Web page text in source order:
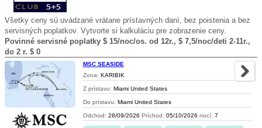
Všetky ceny sú uvádzané vrátane prístavných daní, bez poistenia a bez
servisných poplatkov. Vytvorte si kalkuláciu pre zobrazenie ceny.
Povinné servisné poplatky $ 15/noc/os. od 12r., $ 7,5/noc/deti 2-11r.,
do 2 r. $ 0
MSC SEASIDE
Zona: KARIBIK
Z prístavu: Miami United States
Do prístavu: Miami United States
Odchod: 28/09/2026 Príchod: 05/10/2026 nocí: 7